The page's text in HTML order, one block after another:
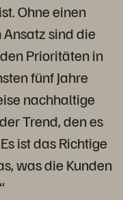
Ohne einen
sind die
Prioritäten in
fünf Jahre
nachhaltige
Trend, den es
ist das Richtige
was die Kunden